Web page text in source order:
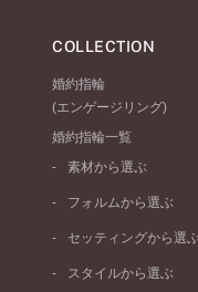
COLLECTION
婚約指輪
(エンゲージリング)
婚約指輪一覧
素材から選ぶ
プラチナ
ピンクゴールド
ペールブラウンゴー
フォルムから選ぶ
ストレートライン
V字ライン
セッティングから選
ソリテール
スタイルから選ぶ